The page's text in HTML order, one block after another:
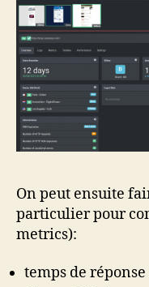
On peut ensuite
particulier pour
metrics):
temps de réponse